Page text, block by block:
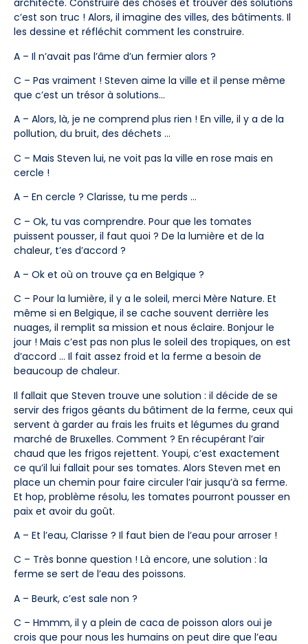
architecte. Construire des choses et trouver des solutions
c’est son truc ! Alors, il imagine des villes, des bâtiments. Il
les dessine et réfléchit comment les construire.
A – Il n’avait pas l’âme d’un fermier alors ?
C – Pas vraiment ! Steven aime la ville et il pense même
que c’est un trésor à solutions…
A – Alors, là, je ne comprend plus rien ! En ville, il y a de la
pollution, du bruit, des déchets …
C – Mais Steven lui, ne voit pas la ville en rose mais en
cercle !
A – En cercle ? Clarisse, tu me perds …
C – Ok, tu vas comprendre. Pour que les tomates
puissent pousser, il faut quoi ? De la lumière et de la
chaleur, t’es d’accord ?
A – Ok et où on trouve ça en Belgique ?
C – Pour la lumière, il y a le soleil, merci Mère Nature. Et
même si en Belgique, il se cache souvent derrière les
nuages, il remplit sa mission et nous éclaire. Bonjour le
jour ! Mais c’est pas non plus le soleil des tropiques, on est
d’accord … Il fait assez froid et la ferme a besoin de
beaucoup de chaleur.
Il fallait que Steven trouve une solution : il décide de se
servir des frigos géants du bâtiment de la ferme, ceux qui
servent à garder au frais les fruits et légumes du grand
marché de Bruxelles. Comment ? En récupérant l’air
chaud que les frigos rejettent. Youpi, c’est exactement
ce qu’il lui fallait pour ses tomates. Alors Steven met en
place un chemin pour faire circuler l’air jusqu’à sa ferme.
Et hop, problème résolu, les tomates pourront pousser en
paix et avoir du goût.
A – Et l’eau, Clarisse ? Il faut bien de l’eau pour arroser !
C – Très bonne question ! Là encore, une solution : la
ferme se sert de l’eau des poissons.
A – Beurk, c’est sale non ?
C – Hmmm, il y a plein de caca de poisson alors oui je
crois que pour nous les humains on peut dire que l’eau